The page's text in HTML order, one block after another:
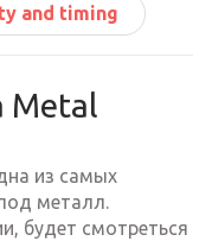
and timing
Metal
из самых
металл.
будет смотреться